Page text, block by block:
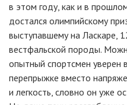
в этом году, как и в
достался олимпийскому
выступавшему на Ласкаре,
вестфальской породы.
опытный спортсмен уверен
перепрыжке вместо
и легкость, словно он уже